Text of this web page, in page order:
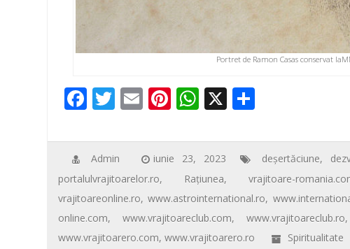
Portret de Ramon Casas conservat
F
e
b
o
o
k
T
tt
er
E
ail
Pi
er
e
st
W
at
s
A
p
p
X
ta
je
az
ă
Admin iunie 23, 2023 deşertăciune,
portalulvrajitoarelor.ro, Raţiunea, vrajitoare-
vrajitoareonline.ro,www.astrointernational.ro,
online.com,www.vrajitoareclub.com,www.vrajitoareclub.ro
www.vrajitoarero.com,www.vrajitoarero.ro Spiritualitate